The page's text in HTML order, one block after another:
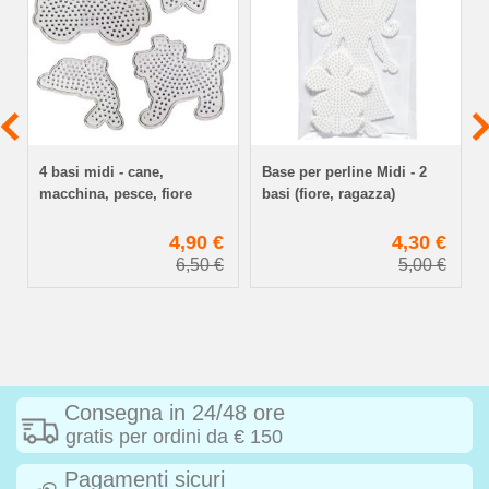
4 basi midi - cane,
macchina, pesce, fiore
4,90 €
6,50 €
Base per perline Midi - 2
basi (fiore, ragazza)
4,30 €
5,00 €
Consegna in 24/48 ore
gratis per ordini da € 150
Pagamenti sicuri